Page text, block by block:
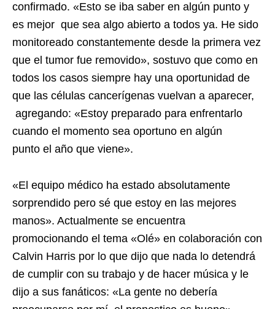
confirmado. «Esto se iba saber en algún punto y
es mejor que sea algo abierto a todos ya. He sido
monitoreado constantemente desde la primera vez
que el tumor fue removido», sostuvo que como en
todos los casos siempre hay una oportunidad de
que las células cancerígenas vuelvan a aparecer,
agregando: «Estoy preparado para enfrentarlo
cuando el momento sea oportuno en algún
punto el año que viene».
«El equipo médico ha estado absolutamente
sorprendido pero sé que estoy en las mejores
manos». Actualmente se encuentra
promocionando el tema «Olé» en colaboración con
Calvin Harris por lo que dijo que nada lo detendrá
de cumplir con su trabajo y de hacer música y le
dijo a sus fanáticos: «La gente no debería